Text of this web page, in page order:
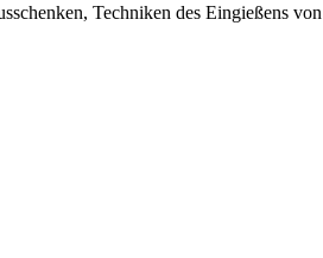
Techniken des Eingießens